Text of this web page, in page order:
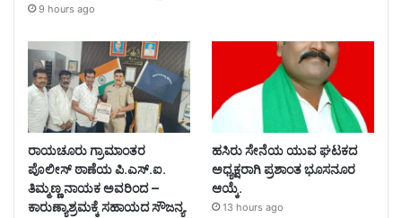
9 hours ago
ರಾಯಚೂರು ಗ್ರಾಮಾಂತರ
ಪೊಲೀಸ್ ಠಾಣೆಯ ಪಿ.ಎಸ್.ಐ.
ತಿಮ್ಮಣ್ಣ ನಾಯಕ ಅವರಿಂದ –
ಕಾರುಣ್ಯಾಶ್ರಮಕ್ಕೆ ಸಹಾಯದ ಸೌಜನ್ಯ.
ಹಸಿರು ಸೇನೆಯ ಯುವ ಘಟಕದ
ಅಧ್ಯಕ್ಷರಾಗಿ ಪ್ರಶಾಂತ ಭೂಸನೂರ
ಆಯ್ಕೆ.
13 hours ago